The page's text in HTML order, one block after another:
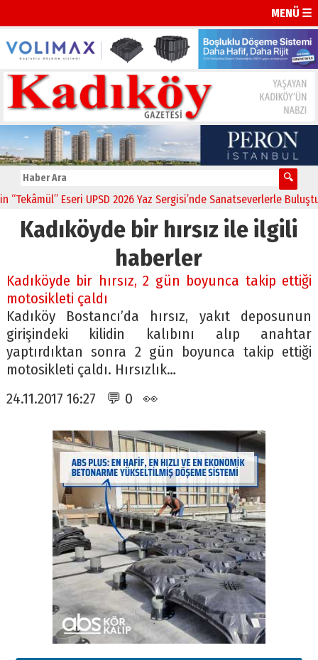
MENÜ ☰
Eseri UPSD 2026 Yaz Sergisi’nde Sanatseverlerle Buluştu
Kadıköyde bir hırsız ile ilgili
haberler
Kadıköyde bir hırsız, 2 gün boyunca takip ettiği
motosikleti çaldı
Kadıköy Bostancı’da hırsız, yakıt deposunun
girişindeki kilidin kalıbını alıp anahtar
yaptırdıktan sonra 2 gün boyunca takip ettiği
motosikleti çaldı. Hırsızlık…
24.11.2017 16:27 💬 0 👀